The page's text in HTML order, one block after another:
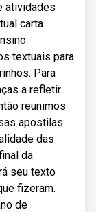
atividades
carta
textuais para
Para
a refletir
reunimos
apostilas
das
da
seu texto
fizeram.
de